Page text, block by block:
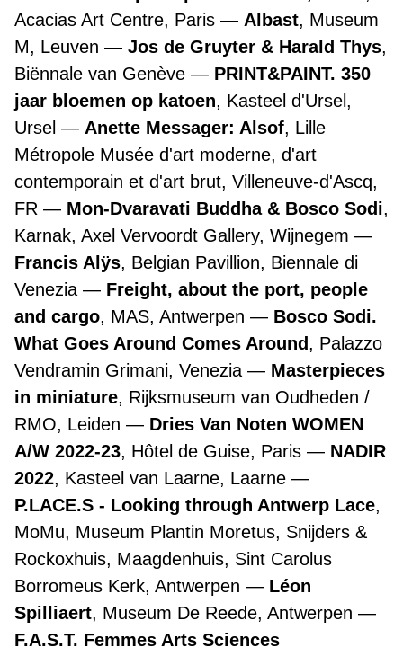
Acacias Art Centre, Paris
Albast, Museum
M, Leuven
Jos de Gruyter & Harald Thys,
Biënnale van Genève
PRINT&PAINT. 350
jaar bloemen op katoen, Kasteel d'Ursel,
Ursel
Anette Messager: Alsof, Lille
Métropole Musée d'art moderne, d'art
contemporain et d'art brut, Villeneuve-d'Ascq,
FR
Mon-Dvaravati Buddha & Bosco Sodi,
Karnak, Axel Vervoordt Gallery, Wijnegem
Francis Alÿs, Belgian Pavillion, Biennale di
Venezia
Freight, about the port, people
and cargo, MAS, Antwerpen
Bosco Sodi.
What Goes Around Comes Around, Palazzo
Vendramin Grimani, Venezia
Masterpieces
in miniature, Rijksmuseum van Oudheden /
RMO, Leiden
Dries Van Noten WOMEN
A/W 2022-23, Hôtel de Guise, Paris
NADIR
2022, Kasteel van Laarne, Laarne
P.LACE.S - Looking through Antwerp Lace,
MoMu, Museum Plantin Moretus, Snijders &
Rockoxhuis, Maagdenhuis, Sint Carolus
Borromeus Kerk, Antwerpen
Léon
Spilliaert, Museum De Reede, Antwerpen
F.A.S.T. Femmes Arts Sciences